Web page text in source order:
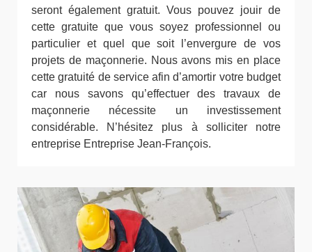
seront également gratuit. Vous pouvez jouir de
cette gratuite que vous soyez professionnel ou
particulier et quel que soit l’envergure de vos
projets de maçonnerie. Nous avons mis en place
cette gratuité de service afin d’amortir votre budget
car nous savons qu’effectuer des travaux de
maçonnerie nécessite un investissement
considérable. N’hésitez plus à solliciter notre
entreprise Entreprise Jean-François.